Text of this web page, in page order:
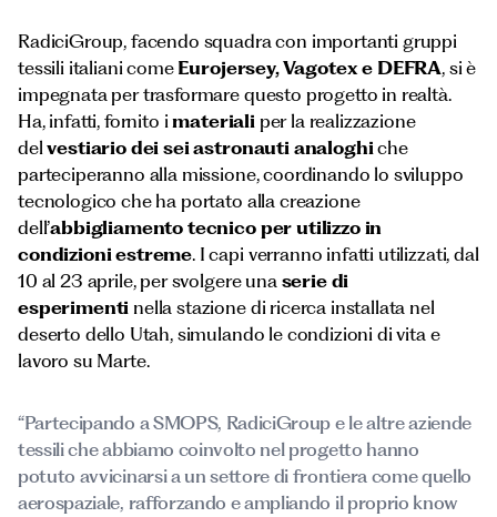
RadiciGroup, facendo squadra con importanti gruppi
tessili italiani come Eurojersey, Vagotex e DEFRA, si è
impegnata per trasformare questo progetto in realtà.
Ha, infatti, fornito imaterialiper la realizzazione
delvestiario dei sei astronauti analoghiche
parteciperanno alla missione, coordinando lo sviluppo
tecnologico che ha portato alla creazione
dell’abbigliamento tecnico per utilizzo in
condizioni estreme. I capi verranno infatti utilizzati, dal
10 al 23 aprile, per svolgere una serie di
esperimenti nella stazione di ricerca installata nel
deserto dello Utah, simulando le condizioni di vita e
lavoro su Marte.
“Partecipando a SMOPS, RadiciGroup e le altre aziende
tessili che abbiamo coinvolto nel progetto hanno
potuto avvicinarsi a un settore di frontiera come quello
aerospaziale, rafforzando e ampliando il proprio know